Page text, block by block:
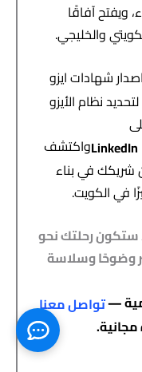
ويفتح آفاقًا
والخليجي.
شهادات ايزو
نظام الأيزو
LinkedInواكتشف
شريكك في بناء
في الكويت.
ستكون رحلتك نحو
وضوحًا وسلاسة
—تواصل معنا